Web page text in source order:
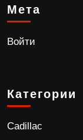
Мета
Войти
Категории
Cadillac